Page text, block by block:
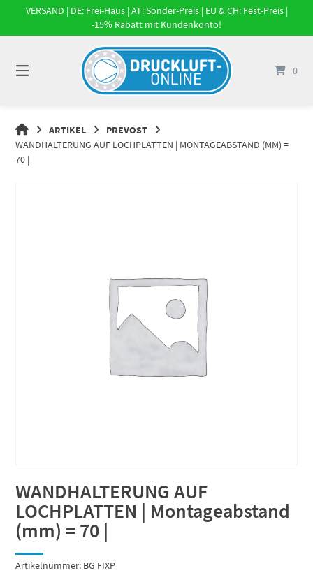
Springe
Inhalt
VERSAND | DE: Frei-Haus | AT: Sonder-Preis | EU & CH: Fest-Preis |
-15% Rabatt mit Kundenkonto!
0
DRUCKLUFT-
ONLINE
|
ARTIKEL
PREVOST
WANDHALTERUNG AUF LOCHPLATTEN | MONTAGEABSTAND (MM) =
70 |
WANDHALTERUNG AUF
LOCHPLATTEN | Montageabstand
(mm) = 70 |
Artikelnummer: BG FIXP